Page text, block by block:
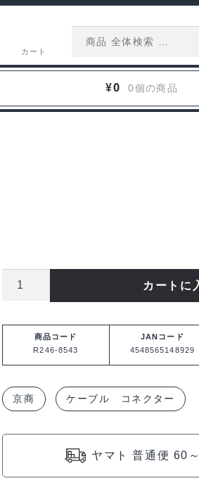
カート
¥0 0個の商品
延
プ
グ
カートに
商品コード
R246-8543
JANコード
4548565148929
京商 ケーブル コネクター
ヤマト 普通便 60